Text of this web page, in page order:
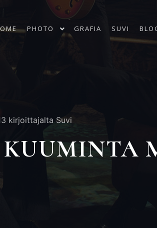
PHOTO GRAFIA SUVI
kirjoittajalta Suvi
KUUMINTA